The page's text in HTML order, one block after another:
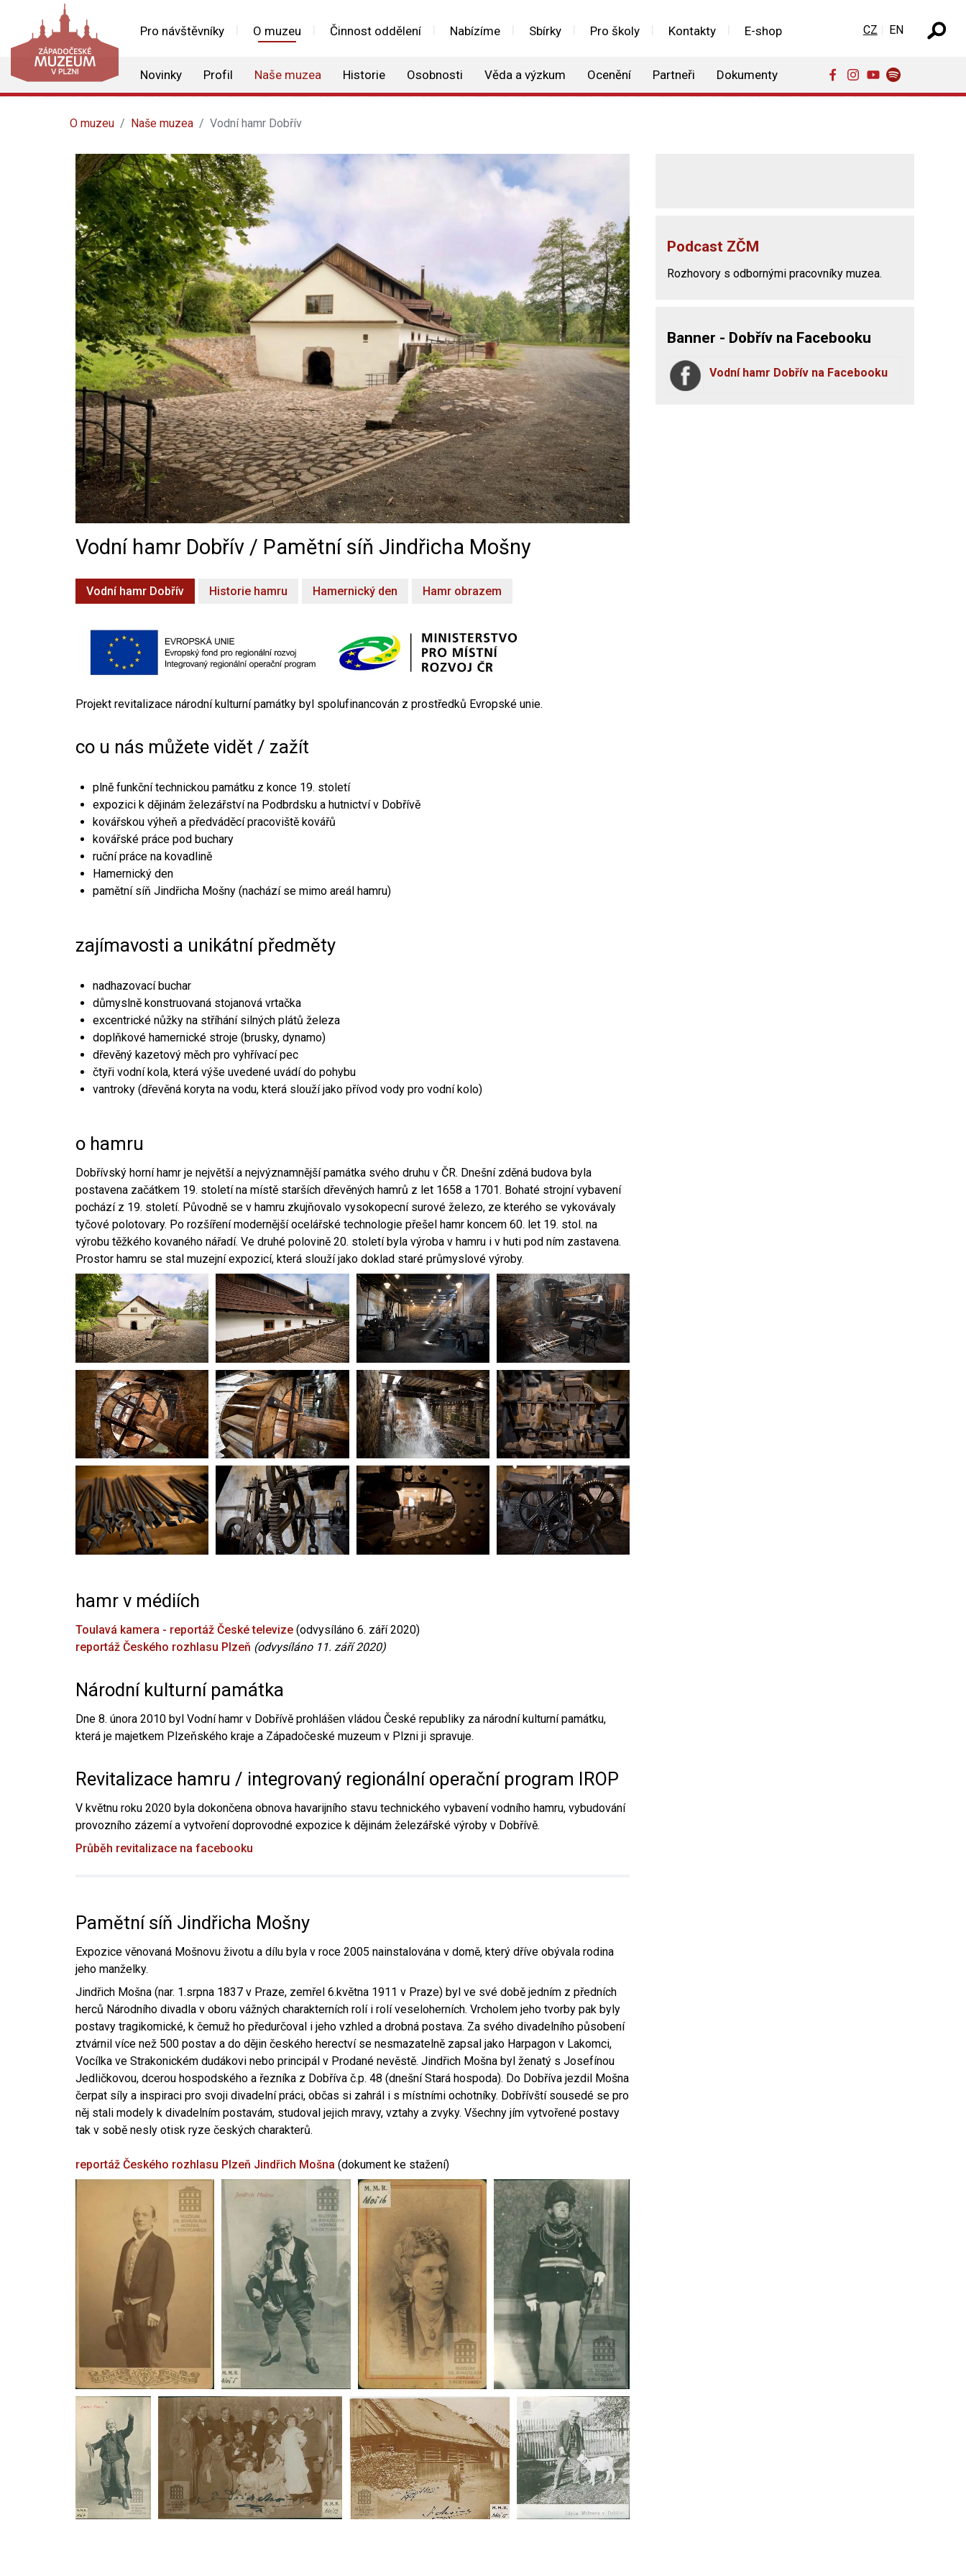
Pro návštěvníky O muzeu Činnost oddělení Nabízíme Sbírky Pro školy Kontakty E-shop
Novinky Profil Naše muzea Historie Osobnosti Věda a výzkum Ocenění Partneři Dokumenty
Zvolte jazyk
CZ EN
O muzeu Naše muzea Vodní hamr Dobřív
Vodní hamr Dobřív / Pamětní síň Jindřicha Mošny
Vodní hamr Dobřív Historie hamru Hamernický den Hamr obrazem
Projekt revitalizace národní kulturní památky byl spolufinancován z prostředků Evropské unie.
co u nás můžete vidět / zažít
plně funkční technickou památku z konce 19. století
expozici k dějinám železářství na Podbrdsku a hutnictví v Dobřívě
kovářskou výheň a předváděcí pracoviště kovářů
kovářské práce pod buchary
ruční práce na kovadlině
Hamernický den
pamětní síň Jindřicha Mošny (nachází se mimo areál hamru)
zajímavosti a unikátní předměty
nadhazovací buchar
důmyslně konstruovaná stojanová vrtačka
excentrické nůžky na stříhání silných plátů železa
doplňkové hamernické stroje (brusky, dynamo)
dřevěný kazetový měch pro vyhřívací pec
čtyři vodní kola, která výše uvedené uvádí do pohybu
vantroky (dřevěná koryta na vodu, která slouží jako přívod vody pro vodní kolo)
o hamru
Dobřívský horní hamr je největší a nejvýznamnější památka svého druhu v ČR. Dnešní zděná budova byla
postavena začátkem 19. století na místě starších dřevěných hamrů z let 1658 a 1701. Bohaté strojní vybavení
pochází z 19. století. Původně se v hamru zkujňovalo vysokopecní surové železo, ze kterého se vykovávaly
tyčové polotovary. Po rozšíření modernější ocelářské technologie přešel hamr koncem 60. let 19. stol. na
výrobu těžkého kovaného nářadí. Ve druhé polovině 20. století byla výroba v hamru i v huti pod ním zastavena.
Prostor hamru se stal muzejní expozicí, která slouží jako doklad staré průmyslové výroby.
hamr v médiích
Toulavá kamera - reportáž České televize (odvysíláno 6. září 2020)
reportáž Českého rozhlasu Plzeň (odvysíláno 11. září 2020)
Národní kulturní památka
Dne 8. února 2010 byl Vodní hamr v Dobřívě prohlášen vládou České republiky za národní kulturní památku,
která je majetkem Plzeňského kraje a Západočeské muzeum v Plzni ji spravuje.
Revitalizace hamru / integrovaný regionální operační program IROP
V květnu roku 2020 byla dokončena obnova havarijního stavu technického vybavení vodního hamru, vybudování
provozního zázemí a vytvoření doprovodné expozice k dějinám železářské výroby v Dobřívě.
Průběh revitalizace na facebooku
Pamětní síň Jindřicha Mošny
Expozice věnovaná Mošnovu životu a dílu byla v roce 2005 nainstalována v domě, který dříve obývala rodina
jeho manželky.
Jindřich Mošna (nar. 1.srpna 1837 v Praze, zemřel 6.května 1911 v Praze) byl ve své době jedním z předních
herců Národního divadla v oboru vážných charakterních rolí i rolí veseloherních. Vrcholem jeho tvorby pak byly
postavy tragikomické, k čemuž ho předurčoval i jeho vzhled a drobná postava. Za svého divadelního působení
ztvárnil více než 500 postav a do dějin českého herectví se nesmazatelně zapsal jako Harpagon v Lakomci,
Vocílka ve Strakonickém dudákovi nebo principál v Prodané nevěstě. Jindřich Mošna byl ženatý s Josefínou
Jedličkovou, dcerou hospodského a řezníka z Dobříva č.p. 48 (dnešní Stará hospoda). Do Dobříva jezdil Mošna
čerpat síly a inspiraci pro svoji divadelní práci, občas si zahrál i s místními ochotníky. Dobřívští sousedé se pro
něj stali modely k divadelním postavám, studoval jejich mravy, vztahy a zvyky. Všechny jím vytvořené postavy
tak v sobě nesly otisk ryze českých charakterů.
reportáž Českého rozhlasu Plzeň Jindřich Mošna (dokument ke stažení)
Podcast ZČM
Rozhovory s odbornými pracovníky muzea.
Banner - Dobřív na Facebooku
Vodní hamr Dobřív na Facebooku